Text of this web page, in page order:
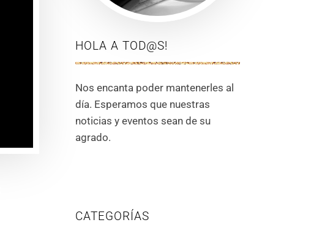
HOLA A TOD@S!
Nos encanta poder mantenerles al
día. Esperamos que nuestras
noticias y eventos sean de su
agrado.
CATEGORÍAS